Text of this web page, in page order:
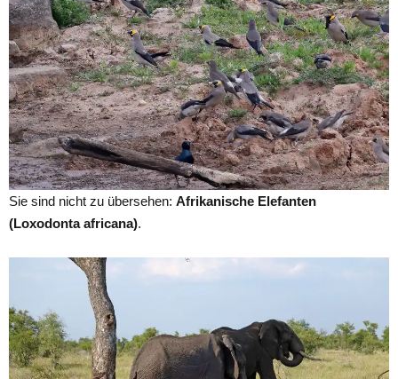
Sie sind nicht zu übersehen: Afrikanische Elefanten
(Loxodonta africana).